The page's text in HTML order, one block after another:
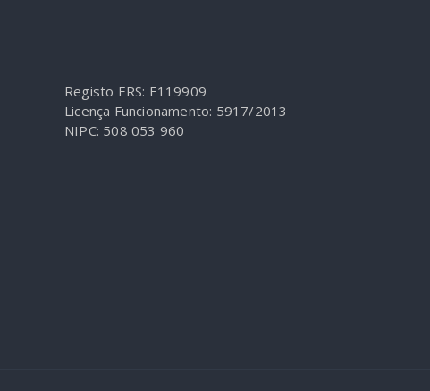
Registo ERS: E119909
Licença Funcionamento: 5917/2013
NIPC: 508 053 960